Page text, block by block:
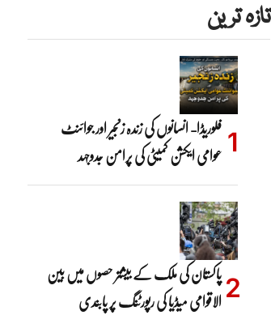
تازہ ترین
فلوریڈا- انسانوں کی زندہ زنجیر اور جوائنٹ
عوامی ایکشن کمیٹی کی پرامن جدوجہد
پاکستان کی ملک کے بیشتر حصوں میں بین
الاقوامی میڈیا کی رپورٹنگ پر پابندی